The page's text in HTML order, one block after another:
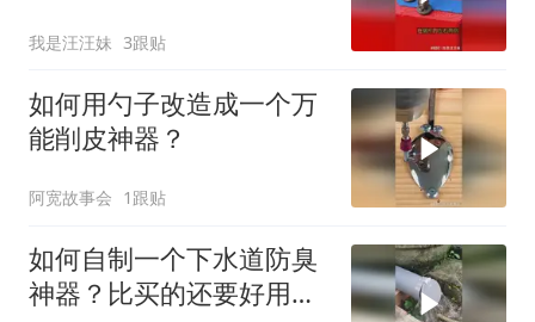
我是汪汪妹 3跟贴
如何用勺子改造成一个万
能削皮神器？
阿宽故事会 1跟贴
如何自制一个下水道防臭
神器？比买的还要好用